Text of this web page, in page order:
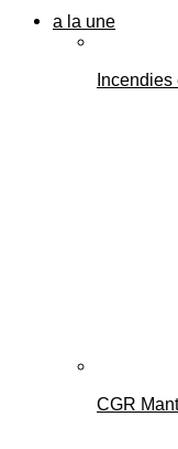
a la une
CGR